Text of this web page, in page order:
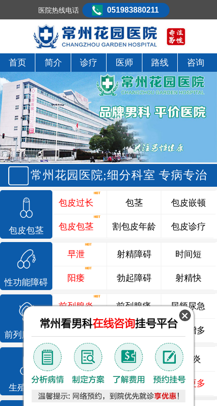
首页 简介 诊疗 医师 路线 咨询
常州花园医院;细分科室 专病专治
包皮包茎
包皮过长
包皮包茎
包茎
割包皮年龄
包皮嵌顿
包皮诊疗
性功能障碍
早泄
阳痿
射精障碍
勃起障碍
时间短
射精快
前列腺疾病
前列腺炎 前列腺痛 尿频尿急
前列腺增生 排尿不畅 夜尿增多
生殖感染
龟头炎 睾丸炎 尿道炎
尿相关 泌尿感染 了解更多
医院热线电话 051983880211